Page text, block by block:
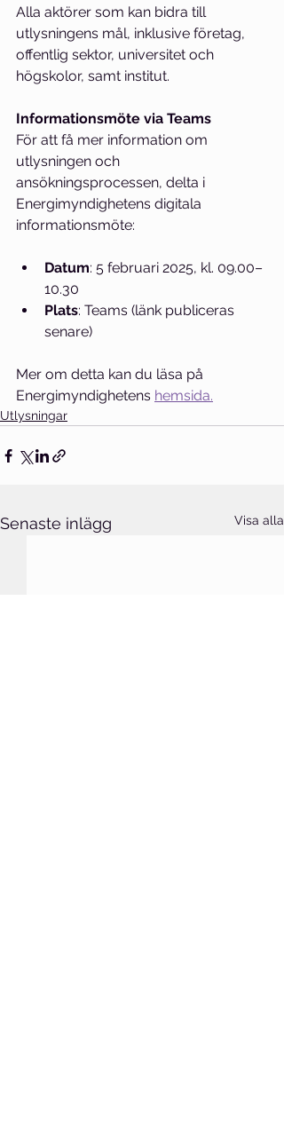
Alla aktörer som kan bidra till
utlysningens mål, inklusive företag,
offentlig sektor, universitet och
högskolor, samt institut.
Informationsmöte via Teams
För att få mer information om
utlysningen och
ansökningsprocessen, delta i
Energimyndighetens digitala
informationsmöte:
Datum: 5 februari 2025, kl. 09.00–
10.30
Plats: Teams (länk publiceras
senare)
Mer om detta kan du läsa på
Energimyndighetens hemsida.
Utlysningar
Senaste inlägg Visa alla